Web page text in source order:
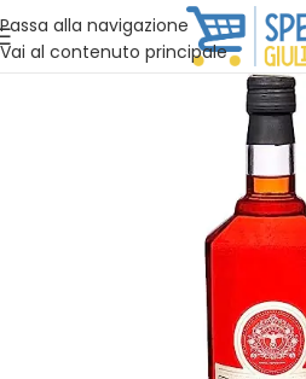
Passa alla navigazione
Vai al contenuto principale
Vuoi assistenza?Clicca qui